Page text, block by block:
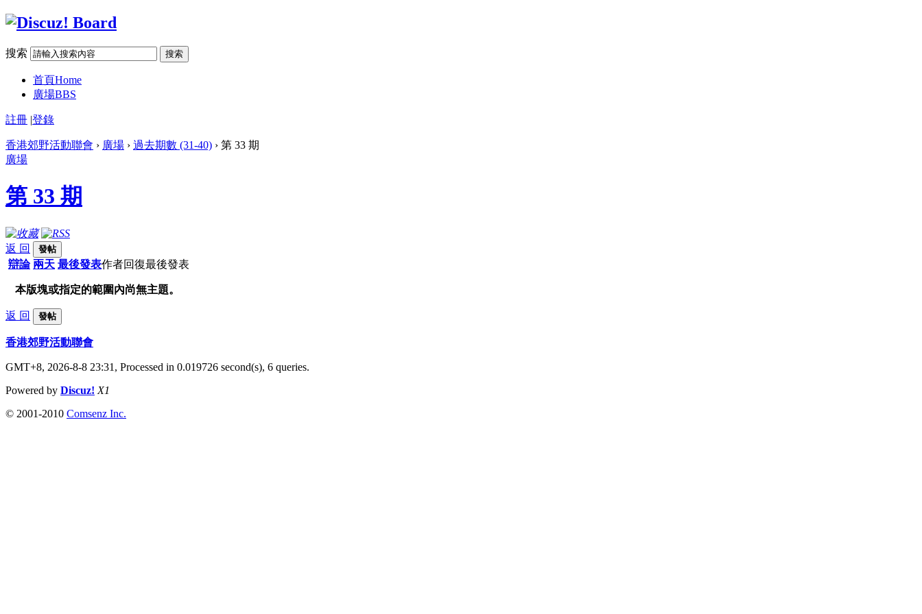
搜索 搜索
首頁Home
廣場BBS
註冊 |登錄
香港郊野活動聯會 › 廣場 › 過去期數 (31-40) › 第 33 期
廣場
第 33 期
返 回 發帖
辯論 兩天 最後發表作者回復最後發表
本版塊或指定的範圍內尚無主題。
返 回 發帖
香港郊野活動聯會
GMT+8, 2026-8-8 23:31, Processed in 0.019726 second(s), 6 queries.
Powered by Discuz! X1
© 2001-2010 Comsenz Inc.